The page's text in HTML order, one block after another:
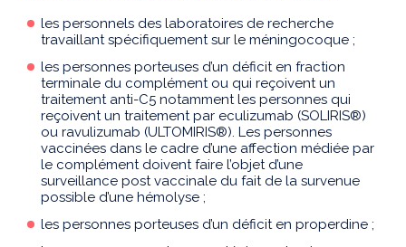
les personnels des laboratoires de recherche
travaillant spécifiquement sur le méningocoque ;
les personnes porteuses d’un déficit en fraction
terminale du complément ou qui reçoivent un
traitement anti-C5 notamment les personnes qui
reçoivent un traitement par eculizumab (SOLIRIS®)
ou ravulizumab (ULTOMIRIS®). Les personnes
vaccinées dans le cadre d’une affection médiée par
le complément doivent faire l’objet d’une
surveillance post vaccinale du fait de la survenue
possible d’une hémolyse ;
les personnes porteuses d’un déficit en properdine ;